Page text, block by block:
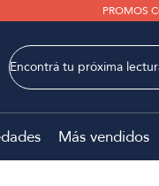
PROMOS
Más vendidos